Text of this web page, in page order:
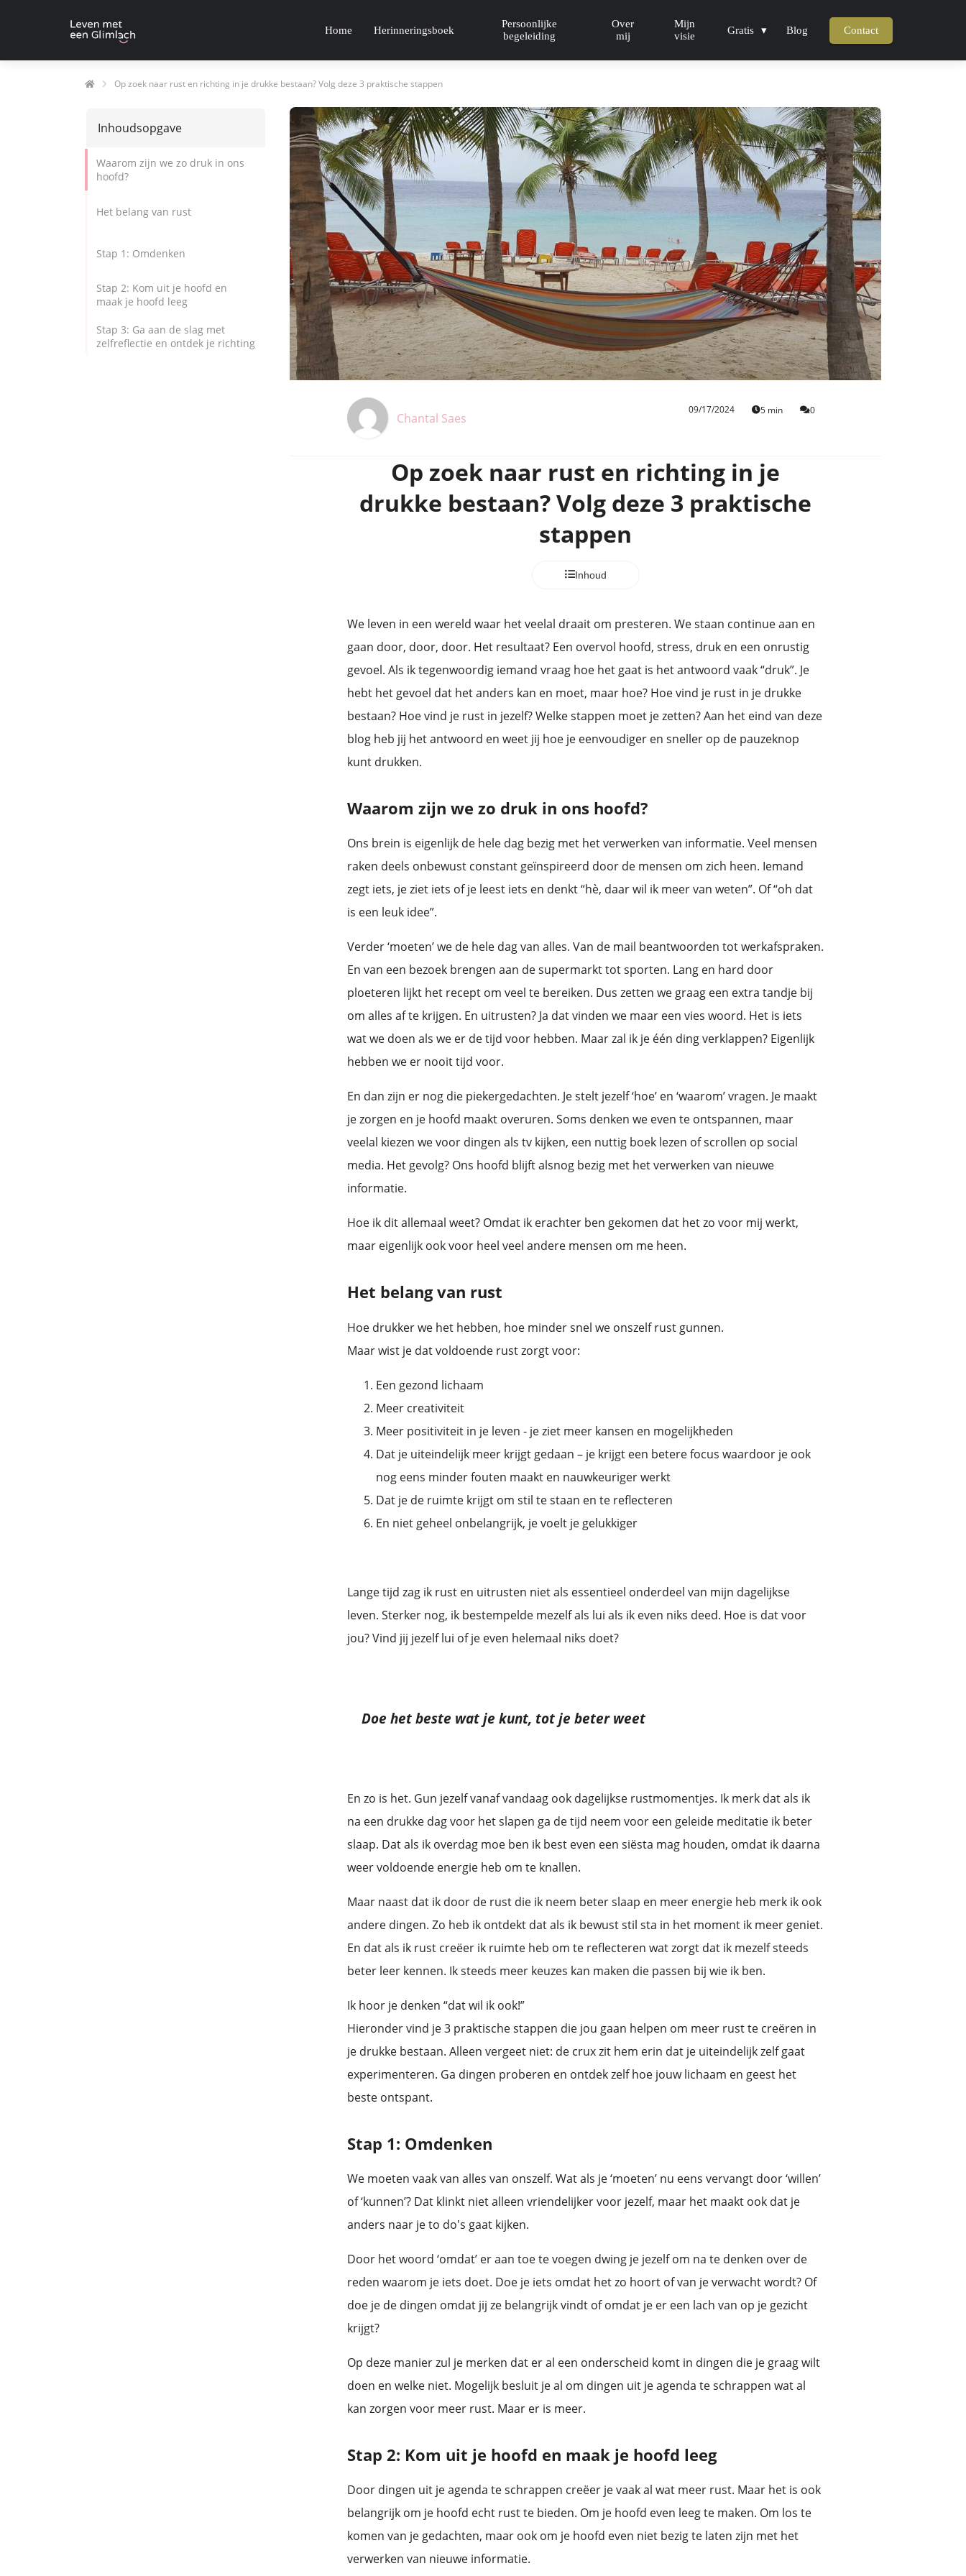
Home Herinneringsboek
Persoonlijke
begeleiding
Over
mij
Mijn
visie
Gratis Blog Contact
Op zoek naar rust en richting in je drukke bestaan? Volg deze 3 praktische stappen
Inhoudsopgave
Waarom zijn we zo druk in ons
hoofd?
Het belang van rust
Stap 1: Omdenken
Stap 2: Kom uit je hoofd en
maak je hoofd leeg
Stap 3: Ga aan de slag met
zelfreflectie en ontdek je richting
Chantal Saes
09/17/2024 5 min 0
Op zoek naar rust en richting in je
drukke bestaan? Volg deze 3 praktische
stappen
Inhoud
We leven in een wereld waar het veelal draait om presteren. We staan continue aan en
gaan door, door, door. Het resultaat? Een overvol hoofd, stress, druk en een onrustig
gevoel. Als ik tegenwoordig iemand vraag hoe het gaat is het antwoord vaak “druk”. Je
hebt het gevoel dat het anders kan en moet, maar hoe? Hoe vind je rust in je drukke
bestaan? Hoe vind je rust in jezelf? Welke stappen moet je zetten? Aan het eind van deze
blog heb jij het antwoord en weet jij hoe je eenvoudiger en sneller op de pauzeknop
kunt drukken.
Waarom zijn we zo druk in ons hoofd?
Ons brein is eigenlijk de hele dag bezig met het verwerken van informatie. Veel mensen
raken deels onbewust constant geïnspireerd door de mensen om zich heen. Iemand
zegt iets, je ziet iets of je leest iets en denkt “hè, daar wil ik meer van weten”. Of “oh dat
is een leuk idee”.
Verder ‘moeten’ we de hele dag van alles. Van de mail beantwoorden tot werkafspraken.
En van een bezoek brengen aan de supermarkt tot sporten. Lang en hard door
ploeteren lijkt het recept om veel te bereiken. Dus zetten we graag een extra tandje bij
om alles af te krijgen. En uitrusten? Ja dat vinden we maar een vies woord. Het is iets
wat we doen als we er de tijd voor hebben. Maar zal ik je één ding verklappen? Eigenlijk
hebben we er nooit tijd voor.
En dan zijn er nog die piekergedachten. Je stelt jezelf ‘hoe’ en ‘waarom’ vragen. Je maakt
je zorgen en je hoofd maakt overuren. Soms denken we even te ontspannen, maar
veelal kiezen we voor dingen als tv kijken, een nuttig boek lezen of scrollen op social
media. Het gevolg? Ons hoofd blijft alsnog bezig met het verwerken van nieuwe
informatie.
Hoe ik dit allemaal weet? Omdat ik erachter ben gekomen dat het zo voor mij werkt,
maar eigenlijk ook voor heel veel andere mensen om me heen.
Het belang van rust
Hoe drukker we het hebben, hoe minder snel we onszelf rust gunnen.
Maar wist je dat voldoende rust zorgt voor:
Een gezond lichaam
Meer creativiteit
Meer positiviteit in je leven - je ziet meer kansen en mogelijkheden
Dat je uiteindelijk meer krijgt gedaan – je krijgt een betere focus waardoor je ook
nog eens minder fouten maakt en nauwkeuriger werkt
Dat je de ruimte krijgt om stil te staan en te reflecteren
En niet geheel onbelangrijk, je voelt je gelukkiger
Lange tijd zag ik rust en uitrusten niet als essentieel onderdeel van mijn dagelijkse
leven. Sterker nog, ik bestempelde mezelf als lui als ik even niks deed. Hoe is dat voor
jou? Vind jij jezelf lui of je even helemaal niks doet?
Doe het beste wat je kunt, tot je beter weet
En zo is het. Gun jezelf vanaf vandaag ook dagelijkse rustmomentjes. Ik merk dat als ik
na een drukke dag voor het slapen ga de tijd neem voor een geleide meditatie ik beter
slaap. Dat als ik overdag moe ben ik best even een siësta mag houden, omdat ik daarna
weer voldoende energie heb om te knallen.
Maar naast dat ik door de rust die ik neem beter slaap en meer energie heb merk ik ook
andere dingen. Zo heb ik ontdekt dat als ik bewust stil sta in het moment ik meer geniet.
En dat als ik rust creëer ik ruimte heb om te reflecteren wat zorgt dat ik mezelf steeds
beter leer kennen. Ik steeds meer keuzes kan maken die passen bij wie ik ben.
Ik hoor je denken “dat wil ik ook!”
Hieronder vind je 3 praktische stappen die jou gaan helpen om meer rust te creëren in
je drukke bestaan. Alleen vergeet niet: de crux zit hem erin dat je uiteindelijk zelf gaat
experimenteren. Ga dingen proberen en ontdek zelf hoe jouw lichaam en geest het
beste ontspant.
Stap 1: Omdenken
We moeten vaak van alles van onszelf. Wat als je ‘moeten’ nu eens vervangt door ‘willen’
of ‘kunnen’? Dat klinkt niet alleen vriendelijker voor jezelf, maar het maakt ook dat je
anders naar je to do's gaat kijken.
Door het woord ‘omdat’ er aan toe te voegen dwing je jezelf om na te denken over de
reden waarom je iets doet. Doe je iets omdat het zo hoort of van je verwacht wordt? Of
doe je de dingen omdat jij ze belangrijk vindt of omdat je er een lach van op je gezicht
krijgt?
Op deze manier zul je merken dat er al een onderscheid komt in dingen die je graag wilt
doen en welke niet. Mogelijk besluit je al om dingen uit je agenda te schrappen wat al
kan zorgen voor meer rust. Maar er is meer.
Stap 2: Kom uit je hoofd en maak je hoofd leeg
Door dingen uit je agenda te schrappen creëer je vaak al wat meer rust. Maar het is ook
belangrijk om je hoofd echt rust te bieden. Om je hoofd even leeg te maken. Om los te
komen van je gedachten, maar ook om je hoofd even niet bezig te laten zijn met het
verwerken van nieuwe informatie.